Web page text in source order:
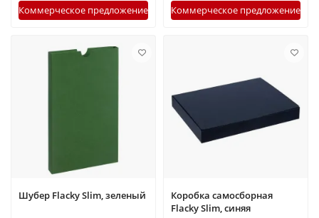
Коммерческое предложение Коммерческое предложение
Шубер Flacky Slim, зеленый
Коробка самосборная
Flacky Slim, синяя